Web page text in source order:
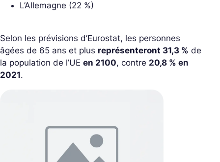
L’Allemagne (22 %)
Selon les prévisions d’Eurostat, les personnes
âgées de 65 ans et plus représenteront 31,3 % de
la population de l’UE en 2100, contre 20,8 % en
2021.